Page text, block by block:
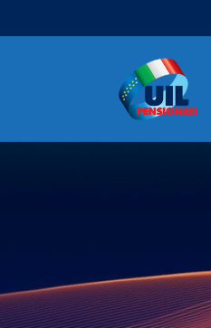
Navigazione